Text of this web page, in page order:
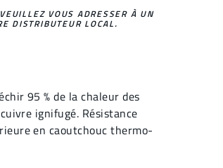
VOUS ADRESSER À UN
DISTRIBUTEUR LOCAL.
95 % de la chaleur des
ignifugé. Résistance
en caoutchouc thermo-